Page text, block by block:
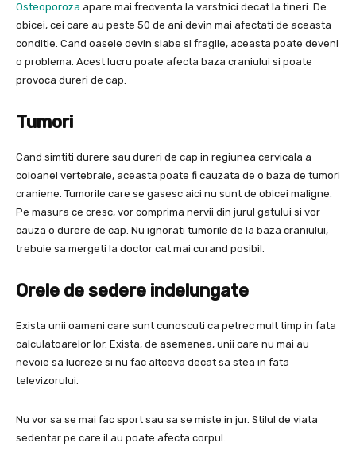
Osteoporoza apare mai frecventa la varstnici decat la tineri. De
obicei, cei care au peste 50 de ani devin mai afectati de aceasta
conditie. Cand oasele devin slabe si fragile, aceasta poate deveni
o problema. Acest lucru poate afecta baza craniului si poate
provoca dureri de cap.
Tumori
Cand simtiti durere sau dureri de cap in regiunea cervicala a
coloanei vertebrale, aceasta poate fi cauzata de o baza de tumori
craniene. Tumorile care se gasesc aici nu sunt de obicei maligne.
Pe masura ce cresc, vor comprima nervii din jurul gatului si vor
cauza o durere de cap. Nu ignorati tumorile de la baza craniului,
trebuie sa mergeti la doctor cat mai curand posibil.
Orele de sedere indelungate
Exista unii oameni care sunt cunoscuti ca petrec mult timp in fata
calculatoarelor lor. Exista, de asemenea, unii care nu mai au
nevoie sa lucreze si nu fac altceva decat sa stea in fata
televizorului.
Nu vor sa se mai fac sport sau sa se miste in jur. Stilul de viata
sedentar pe care il au poate afecta corpul.